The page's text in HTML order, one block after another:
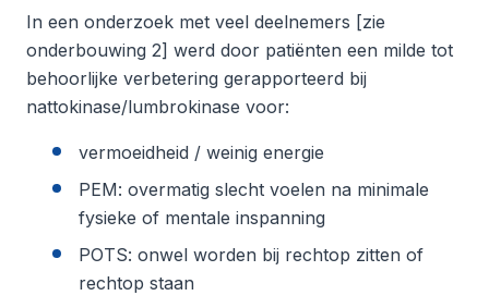
In een onderzoek met veel deelnemers [zie
onderbouwing 2] werd door patiënten een milde tot
behoorlijke verbetering gerapporteerd bij
nattokinase/lumbrokinase voor:
vermoeidheid / weinig energie
PEM: overmatig slecht voelen na minimale
fysieke of mentale inspanning
POTS: onwel worden bij rechtop zitten of
rechtop staan